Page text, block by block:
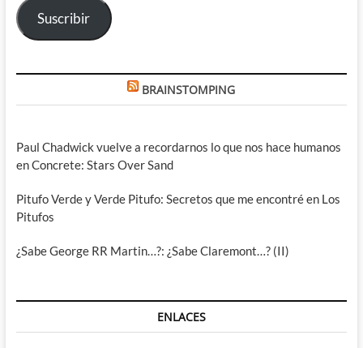
Suscribir
BRAINSTOMPING
Paul Chadwick vuelve a recordarnos lo que nos hace humanos
en Concrete: Stars Over Sand
Pitufo Verde y Verde Pitufo: Secretos que me encontré en Los
Pitufos
¿Sabe George RR Martin…?: ¿Sabe Claremont…? (II)
ENLACES